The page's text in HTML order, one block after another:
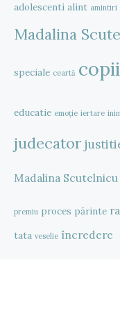
adolescenti alint amintiri
Madalina
speciale ceartă copii
educatie emoție iertare
judecator
Madalina Scutelnicu
premiu proces părinte
tata veselie încredere